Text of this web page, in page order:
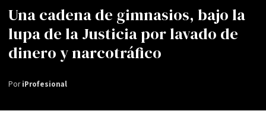
Una cadena de gimnasios, bajo la
lupa de la Justicia por lavado de
dinero y narcotráfico
PoriProfesional